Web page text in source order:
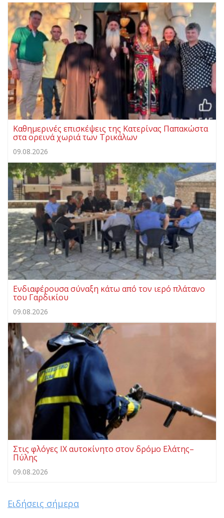
Καθημερινές επισκέψεις της Κατερίνας Παπακώστα
στα ορεινά χωριά των Τρικάλων
09.08.2026
Ενδιαφέρουσα σύναξη κάτω από τον ιερό πλάτανο
του Γαρδικίου
09.08.2026
Στις φλόγες ΙΧ αυτοκίνητο στον δρόμο Ελάτης–
Πύλης
09.08.2026
Ειδήσεις σήμερα